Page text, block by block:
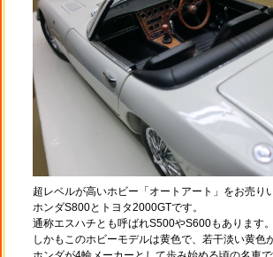
超レベルが高いホビー「オートアート」をお売り
ホンダS800とトヨタ2000GTです。
通称エスハチとも呼ばれS500やS600もあります。
しかもこのホビーモデルは黄色で、若干淡い黄色